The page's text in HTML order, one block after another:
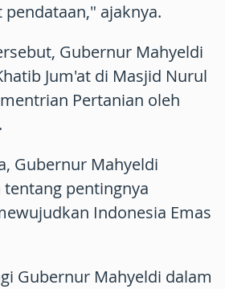
ajaknya.
Gubernur Mahyeldi
Jum'at di Masjid Nurul
Pertanian oleh
Gubernur Mahyeldi
pentingnya
Indonesia Emas
Gubernur Mahyeldi dalam